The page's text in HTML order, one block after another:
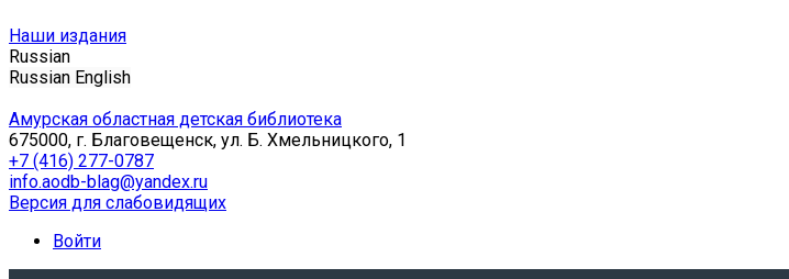
Наши издания
Russian
Russian English
Амурская областная детская библиотека
675000, г. Благовещенск, ул. Б. Хмельницкого, 1
+7 (416) 277-0787
info.aodb-blag@yandex.ru
Версия для слабовидящих
Войти